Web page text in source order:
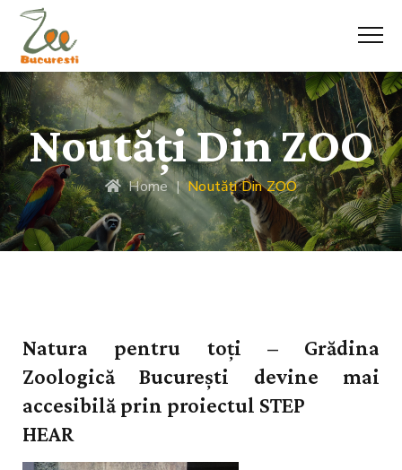
Noutăți Din ZOO
Home|Noutăți Din ZOO
Natura pentru toți – Grădina
Zoologică București devine mai
accesibilă prin proiectul STEP
HEAR